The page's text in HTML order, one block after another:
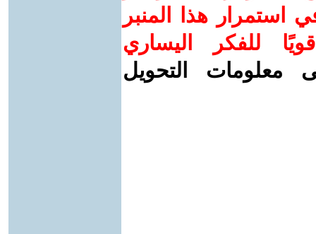
استمرار هذا المنبر
للفكر اليساري
معلومات التحويل